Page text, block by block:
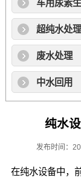
车用尿素
超纯水处理
废水处理
中水回用
纯水
发布时间：
在纯水设备中，